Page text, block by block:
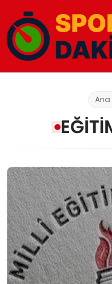
GÜNDEM
EĞITIM
EKONOMI
MAGAZIN
SAĞLIK
Ana